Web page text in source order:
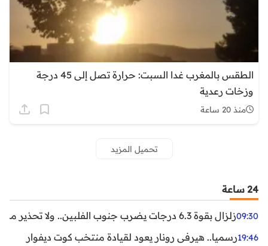
الطقس بالمغرب غدا السبت: حرارة تصل إلى 45 درجة
وزخات رعدية
منذ 20 ساعة
تحميل المزيد
24 ساعة
09:30زلزال بقوة 6.3 درجات يضرب جنوب الفلبين.. ولا تحذير من تسونامي حتى الآن
19:46رسميا.. هيرفي رونار يعود لقيادة منتخب كوت ديفوار